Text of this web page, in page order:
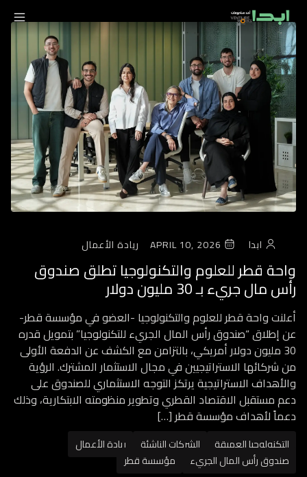
ابدا APRIL 10, 2026 ريادة الأعمال
واحة قطر للعلوم والتكنولوجيا تطلق صندوق
رأس مال جريء بـ 30 مليون دولار
أعلنت واحة قطر للعلوم والتكنولوجيا -العضو في مؤسسة قطر-
عن إطلاق “صندوق رأس المال الجريء للتكنولوجيا” بتمويل قدره
30 مليون دولار أمريكي، بالتزامن مع الكشف عن الدفعة الأولى
من شركائها الاستراتيجيين في مجال الاستثمار المشترك. الرؤية
والأهداف الاستراتيجية يرتكز التوجه الاستثماري للصندوق على
دعم مستقبل الاقتصاد القطري وتطوير منظومته الابتكارية، وذلك
دعماً لأهداف مؤسسة قطر […]
التكنولوجيا العميقة الشركات الناشئة
ريادة الأعمال
صندوق رأس المال الجريء
مؤسسة قطر